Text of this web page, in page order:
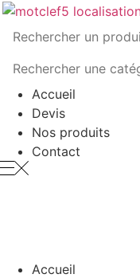
Accueil
Devis
Nos produits
Contact
Accueil
Panneau de gestion